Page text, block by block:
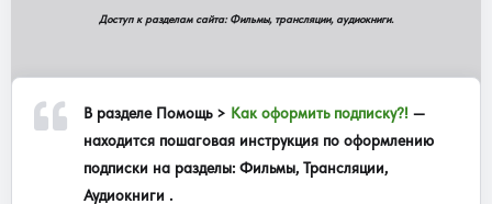
Доступ к разделам сайта: Фильмы, трансляции, аудиокниги.
В разделе Помощь > Как оформить подписку?! —
находится пошаговая инструкция по оформлению
подписки на разделы: Фильмы, Трансляции,
Аудиокниги .